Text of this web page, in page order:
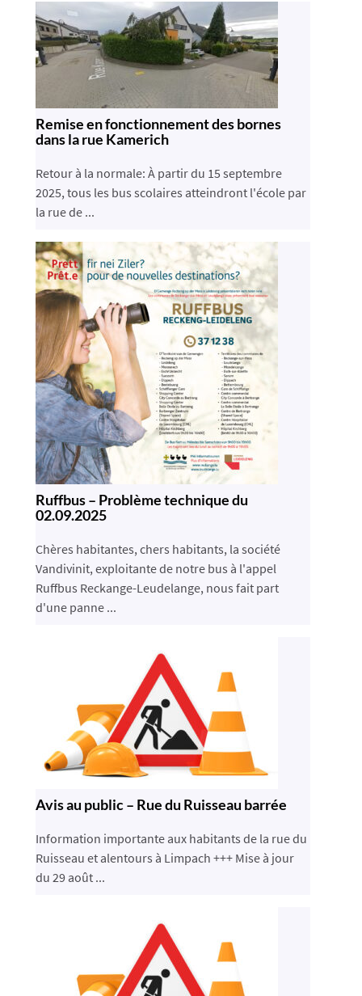
Remise en fonctionnement des bornes
dans la rue Kamerich
Retour à la normale: À partir du 15 septembre
2025, tous les bus scolaires atteindront l'école par
la rue de ...
Ruffbus – Problème technique du
02.09.2025
Chères habitantes, chers habitants, la société
Vandivinit, exploitante de notre bus à l'appel
Ruffbus Reckange-Leudelange, nous fait part
d'une panne ...
Avis au public – Rue du Ruisseau barrée
Information importante aux habitants de la rue du
Ruisseau et alentours à Limpach +++ Mise à jour
du 29 août ...